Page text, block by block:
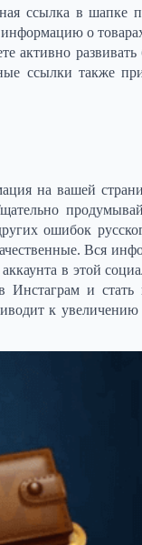
ссылка в шапке
о
активно
ссылки также
на вашей
ошибок
Вся
в этой
Инстаграм и
к увеличению